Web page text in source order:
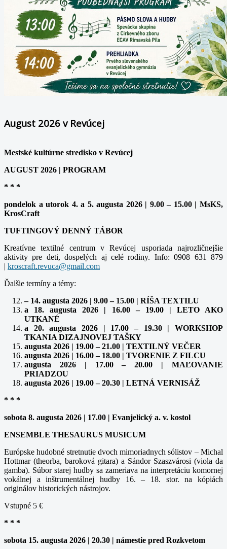
August 2026 v Revúcej
Mestské kultúrne stredisko v Revúcej
AUGUST 2026 | PROGRAM
* * *
pondelok a utorok 4. a 5. augusta 2026 | 9.00 – 15.00 | MsKS,
KrosCraft
TUFTINGOVÝ DENNÝ TÁBOR
Kreatívne textilné centrum v Revúcej usporiada najrozličnejšie
aktivity pre deti, dospelých aj celé rodiny. Info: 0908 631 879
|
Ďalšie termíny a témy:
– 14. augusta 2026 | 9.00 – 15.00 | RÍŠA TEXTILU
a 18. augusta 2026 | 16.00 – 19.00 | LETO AKO
UTKANÉ
a 20. augusta 2026 | 17.00 – 19.30 | WORKSHOP
TKANIA DIZAJNOVEJ TAŠKY
augusta 2026 | 19.00 – 21.00 | TEXTILNÝ VEČER
augusta 2026 | 16.00 – 18.00 | TVORENIE Z FILCU
augusta 2026 | 17.00 – 20.00 | MAĽOVANIE
PRIADZOU
augusta 2026 | 19.00 – 20.30 | LETNÁ VERNISÁŽ
* * *
sobota 8. augusta 2026 | 17.00 | Evanjelický a. v. kostol
ENSEMBLE THESAURUS MUSICUM
Európske hudobné stretnutie dvoch mimoriadnych sólistov – Michal
Hottmar (theorba, baroková gitara) a Sándor Szaszvárosi (viola da
gamba). Súbor starej hudby sa zameriava na interpretáciu komornej
vokálnej a inštrumentálnej hudby 16. – 18. stor. na kópiách
originálov historických nástrojov.
Vstupné 5 €
* * *
sobota 15. augusta 2026 | 20.30 | námestie pred Rozkvetom